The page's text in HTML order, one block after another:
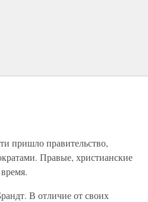
пришло правительство,
Правые, христианские
В отличие от своих